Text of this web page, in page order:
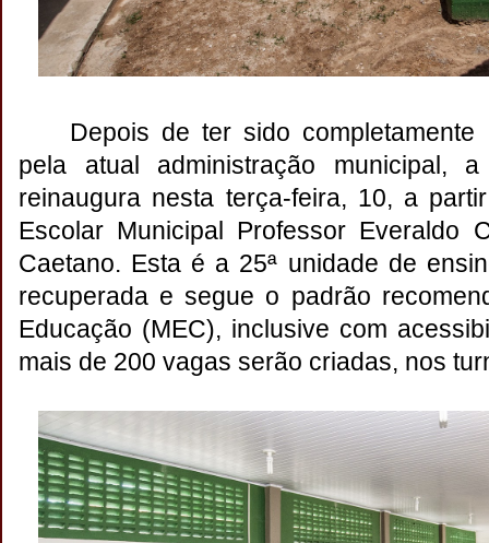
Depois de ter sido
pela atual administração municipal,
reinaugura nesta terça-feira, 10, a
Escolar Municipal Professor Everaldo
Caetano. Esta é a 25ª unidade de
recuperada e segue o padrão
Educação (MEC), inclusive com
mais de 200 vagas serão criadas, nos